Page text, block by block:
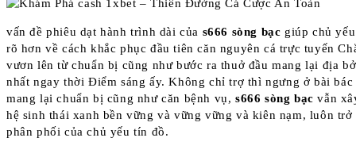
vấn đề phiêu dạt hành trình dài của s666 sòng bạc giúp chủ
rõ hơn về cách khắc phục đầu tiên căn nguyên cá trực tuyến
vươn lên từ chuẩn bị cũng như bước ra thuở đầu mang lại địa
nhất ngay thời Điểm sáng ấy. Không chỉ trợ thì ngưng ở bài bác
mang lại chuẩn bị cũng như căn bệnh vụ,s666 sòng bạc vẫn
hệ sinh thái xanh bền vững và vững vững và kiên nạm, luôn trở
phân phối của chủ yếu tín đồ.